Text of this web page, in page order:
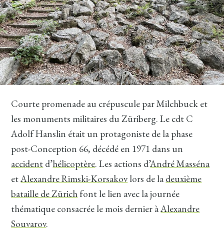
Courte promenade au crépuscule par Milchbuck et
les monuments militaires du Züriberg. Le cdt C
Adolf Hanslin était un protagoniste de la phase
post-Conception 66, décédé en 1971 dans un
accident d’hélicoptère. Les actions d’André Masséna
etAlexandre Rimski-Korsakovlors de la deuxième
bataille de Zürich font le lien avec la journée
thématique consacrée le mois dernier àAlexandre
Souvarov.